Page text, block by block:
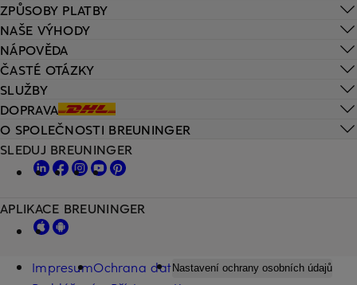
NÁPOVĚDA
ČASTÉ OTÁZKY
SLUŽBY
DOPRAVA
ZPŮSOBY PLATBY
NAŠE VÝHODY
O SPOLEČNOSTI BREUNINGER
SLEDUJ BREUNINGER
APLIKACE BREUNINGER
ImpresumOchrana dat Nastavení ochrany osobních údajů